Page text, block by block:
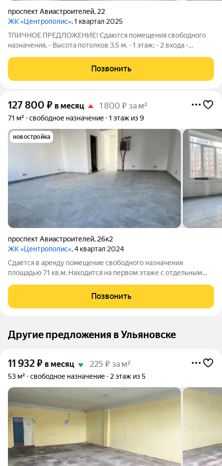
проспект Авиастроителей, 22
ЖК «Центрополис», 1 квартал 2025
ТЛИЧНОЕ ПРЕДЛОЖЕНИЕ! Сдаются помещения свободного
назначения. - Высота потолков 3.5 м. - 1 этаж; - 2 входа -
кВт - Первая линия Предоставляем арендные каникулы, на
Позвонить
127 800 ₽ в месяц 1 800 ₽ за м²
71 м² свободное назначение 1 этаж из 9
новостройка
проспект Авиастроителей, 26к2
ЖК «Центрополис», 4 квартал 2024
Сдаётся в аренду помещение свободного назначения
площадью 71 кв.м. Находится на первом этаже с отдельным
телефону, указанному в объявлении, или напишите сообщение
в любое удобное для вас время.
Позвонить
Другие предложения в Ульяновске
11 932₽ в месяц 225 ₽ за м²
53 м² свободное назначение 2 этаж из 5